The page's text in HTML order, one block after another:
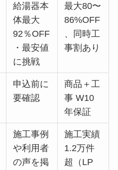
給湯器本
体最大
92％OFF
・最安値
に挑戦
最大80〜
86%OFF
、同時工
事割あり
申込前に
要確認
商品＋工
事 W10
年保証
施工事例
や利用者
の声を掲
施工実績
1.2万件
超（LP